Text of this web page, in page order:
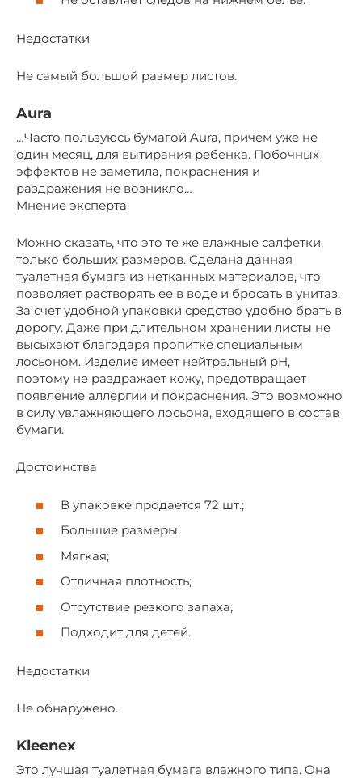
Недостатки
Не самый большой размер листов.
Aura
…Часто пользуюсь бумагой Aura, причем уже не
один месяц, для вытирания ребенка. Побочных
эффектов не заметила, покраснения и
раздражения не возникло…
Мнение эксперта
Можно сказать, что это те же влажные салфетки,
только больших размеров. Сделана данная
туалетная бумага из нетканных материалов, что
позволяет растворять ее в воде и бросать в унитаз.
За счет удобной упаковки средство удобно брать в
дорогу. Даже при длительном хранении листы не
высыхают благодаря пропитке специальным
лосьоном. Изделие имеет нейтральный рН,
поэтому не раздражает кожу, предотвращает
появление аллергии и покраснения. Это возможно
в силу увлажняющего лосьона, входящего в состав
бумаги.
Достоинства
В упаковке продается 72 шт.;
Большие размеры;
Мягкая;
Отличная плотность;
Отсутствие резкого запаха;
Подходит для детей.
Недостатки
Не обнаружено.
Kleenex
Это лучшая туалетная бумага влажного типа. Она